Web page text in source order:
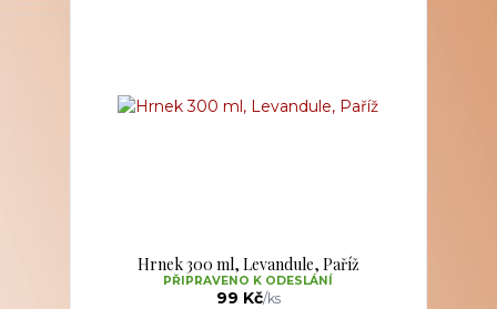
Hrnek 300 ml, Levandule, Paříž
99 Kč/ks
PŘIPRAVENO K ODESLÁNÍ